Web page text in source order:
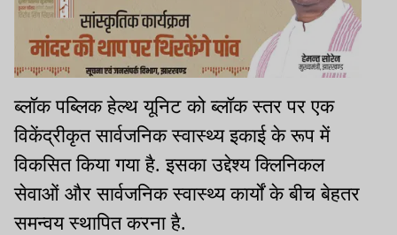
ब्लॉक पब्लिक हेल्थ यूनिट को ब्लॉक स्तर पर एक
विकेंद्रीकृत सार्वजनिक स्वास्थ्य इकाई के रूप में
विकसित किया गया है. इसका उद्देश्य क्लिनिकल
सेवाओं और सार्वजनिक स्वास्थ्य कार्यों के बीच बेहतर
समन्वय स्थापित करना है.